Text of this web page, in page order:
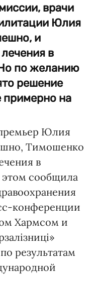
врачи
Юлия
и
в
по желанию
решение
примерно на
Юлия
Тимошенко
в
этом сообщила
конференции
Хармсом и
результатам